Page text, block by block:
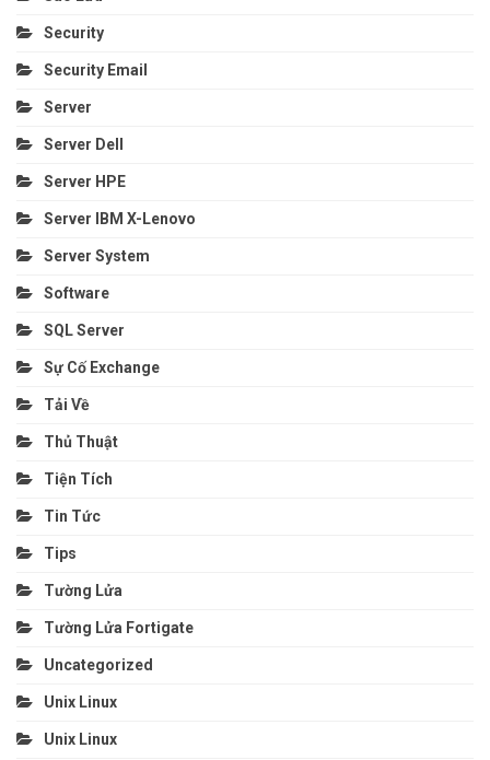
Security
Security Email
Server
Server Dell
Server HPE
Server IBM X-Lenovo
Server System
Software
SQL Server
Sự Cố Exchange
Tải Về
Thủ Thuật
Tiện Tích
Tin Tức
Tips
Tường Lửa
Tường Lửa Fortigate
Uncategorized
Unix Linux
Unix Linux